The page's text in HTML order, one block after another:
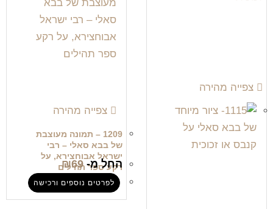
צפייה מהירה
צפייה מהירה
1209 – תמונה מעוצבת
של בבא סאלי – רבי
ישראל אבוחצירא, על
רקע ספר תהילים
החל מ- ₪69
לפרטים נוספים ורכישה